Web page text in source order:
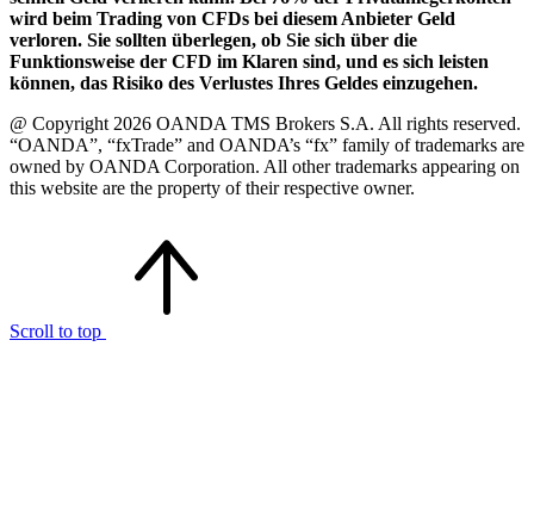
wird beim Trading von CFDs bei diesem Anbieter Geld
verloren. Sie sollten überlegen, ob Sie sich über die
Funktionsweise der CFD im Klaren sind, und es sich leisten
können, das Risiko des Verlustes Ihres Geldes einzugehen.
@ Copyright 2026 OANDA TMS Brokers S.A. All rights reserved.
“OANDA”, “fxTrade” and OANDA’s “fx” family of trademarks are
owned by OANDA Corporation. All other trademarks appearing on
this website are the property of their respective owner.
Scroll to top